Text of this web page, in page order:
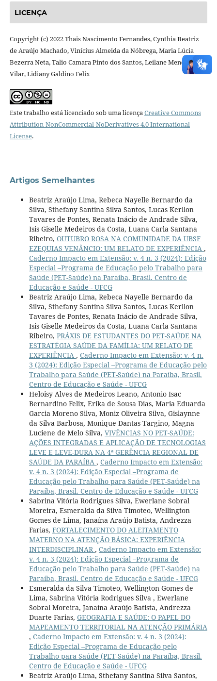
LICENÇA
Copyright (c) 2022 Thais Nascimento Fernandes, Cynthia Beatriz
de Araújo Machado, Vinícius Almeida da Nóbrega, Maria Lúcia
Bezerra Neta, Talio Camara Pinto dos Santos, Leilane Mendes
Vilar, Lidiany Galdino Felix
Este trabalho está licenciado sob uma licençaCreative Commons
Attribution-NonCommercial-NoDerivatives 4.0 International
License.
Artigos Semelhantes
Beatriz Araújo Lima, Rebeca Nayelle Bernardo da
Silva, Sthefany Santina Silva Santos, Lucas Kerllon
Tavares de Pontes, Renata Inácio de Andrade Silva,
Isis Giselle Medeiros da Costa, Luana Carla Santana
Ribeiro, OUTUBRO ROSA NA COMUNIDADE DA UBSF
EZEQUIAS VENÂNCIO: UM RELATO DE EXPERIÊNCIA ,
Caderno Impacto em Extensão: v. 4 n. 3 (2024): Edição
Especial –Programa de Educação pelo Trabalho para
Saúde (PET-Saúde) na Paraíba, Brasil. Centro de
Educação e Saúde - UFCG
Beatriz Araújo Lima, Rebeca Nayelle Bernardo da
Silva, Sthefany Santina Silva Santos, Lucas Kerllon
Tavares de Pontes, Renata Inácio de Andrade Silva,
Isis Giselle Medeiros da Costa, Luana Carla Santana
Ribeiro, PRÁXIS DE ESTUDANTES DO PET-SAÚDE NA
ESTRATÉGIA SAÚDE DA FAMÍLIA: UM RELATO DE
EXPERIÊNCIA , Caderno Impacto em Extensão: v. 4 n.
3 (2024): Edição Especial –Programa de Educação pelo
Trabalho para Saúde (PET-Saúde) na Paraíba, Brasil.
Centro de Educação e Saúde - UFCG
Heloisy Alves de Medeiros Leano, Antonio Isac
Bernardino Felix, Erika de Sousa Dias, Maria Eduarda
Garcia Moreno Silva, Moniz Oliveira Silva, Gislaynne
da Silva Barbosa, Monique Dantas Targino, Magna
Luciene de Melo Silva, VIVÊNCIAS NO PET-SAÚDE:
AÇÕES INTEGRADAS E APLICAÇÃO DE TECNOLOGIAS
LEVE E LEVE-DURA NA 4ª GERÊNCIA REGIONAL DE
SAÚDE DA PARAÍBA , Caderno Impacto em Extensão:
v. 4 n. 3 (2024): Edição Especial –Programa de
Educação pelo Trabalho para Saúde (PET-Saúde) na
Paraíba, Brasil. Centro de Educação e Saúde - UFCG
Sabrina Vitória Rodrigues Silva, Ewerlane Sobral
Moreira, Esmeralda da Silva Timoteo, Wellington
Gomes de Lima, Janaína Araújo Batista, Andrezza
Farias, FORTALECIMENTO DO ALEITAMENTO
MATERNO NA ATENÇÃO BÁSICA: EXPERIÊNCIA
INTERDISCIPLINAR , Caderno Impacto em Extensão:
v. 4 n. 3 (2024): Edição Especial –Programa de
Educação pelo Trabalho para Saúde (PET-Saúde) na
Paraíba, Brasil. Centro de Educação e Saúde - UFCG
Esmeralda da Silva Timoteo, Wellington Gomes de
Lima, Sabrina Vitória Rodrigues Silva , Ewerlane
Sobral Moreira, Janaína Araújo Batista, Andrezza
Duarte Farias, GEOGRAFIA E SAÚDE: O PAPEL DO
MAPEAMENTO TERRITORIAL NA ATENÇÃO PRIMÁRIA
, Caderno Impacto em Extensão: v. 4 n. 3 (2024):
Edição Especial –Programa de Educação pelo
Trabalho para Saúde (PET-Saúde) na Paraíba, Brasil.
Centro de Educação e Saúde - UFCG
Beatriz Araújo Lima, Sthefany Santina Silva Santos,